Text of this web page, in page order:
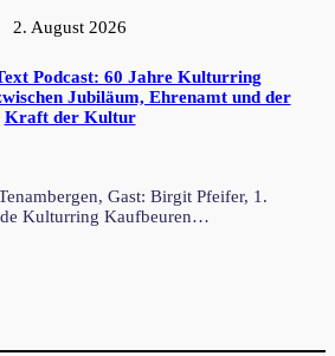
2. August 2026
Podcast: 60 Jahre Kulturring
Jubiläum, Ehrenamt und der
Kraft der Kultur
Gast: Birgit Pfeifer, 1.
Kulturring Kaufbeuren…